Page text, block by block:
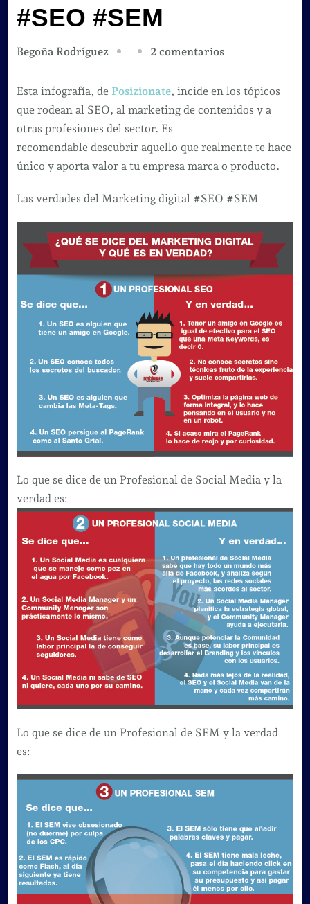
#SEO #SEM
Begoña Rodríguez 2 comentariosen
verdades
del
digital
#SEO
Esta infografía, de Posizionate, incide en los tópicos
que rodean al SEO, al marketing de contenidos y a
otras profesiones del sector. Es
recomendable descubrir aquello que realmente te hace
único y aporta valor a tu empresa marca o producto.
Las verdades del Marketing digital #SEO #SEM
Lo que se dice de un Profesional de Social Media y la
verdad es:
Lo que se dice de un Profesional de SEM y la verdad
es: